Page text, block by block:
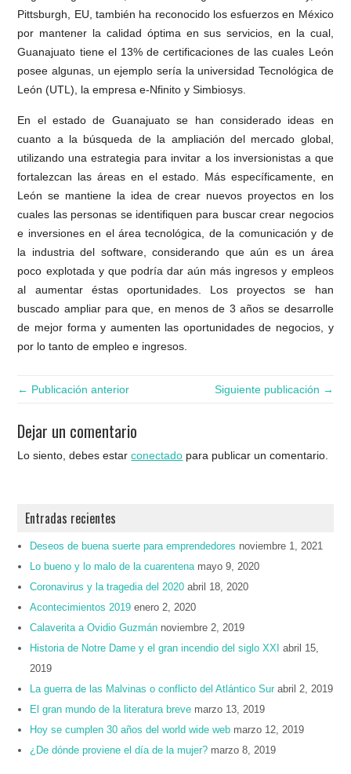
Pittsburgh, EU, también ha reconocido los esfuerzos en México
por mantener la calidad óptima en sus servicios, en la cual,
Guanajuato tiene el 13% de certificaciones de las cuales León
posee algunas, un ejemplo sería la universidad Tecnológica de
León (UTL), la empresa e-Nfinito y Simbiosys.
En el estado de Guanajuato se han considerado ideas en
cuanto a la búsqueda de la ampliación del mercado global,
utilizando una estrategia para invitar a los inversionistas a que
fortalezcan las áreas en el estado. Más específicamente, en
León se mantiene la idea de crear nuevos proyectos en los
cuales las personas se identifiquen para buscar crear negocios
e inversiones en el área tecnológica, de la comunicación y de
la industria del software, considerando que aún es un área
poco explotada y que podría dar aún más ingresos y empleos
al aumentar éstas oportunidades. Los proyectos se han
buscado ampliar para que, en menos de 3 años se desarrolle
de mejor forma y aumenten las oportunidades de negocios, y
por lo tanto de empleo e ingresos.
← Publicación anterior Siguiente publicación →
Dejar un comentario
Lo siento, debes estarconectado para publicar un comentario.
Entradas recientes
Deseos de buena suerte para emprendedores noviembre 1, 2021
Lo bueno y lo malo de la cuarentena mayo 9, 2020
Coronavirus y la tragedia del 2020 abril 18, 2020
Acontecimientos 2019 enero 2, 2020
Calaverita a Ovidio Guzmán noviembre 2, 2019
Historia de Notre Dame y el gran incendio del siglo XXI
abril 15,
2019
La guerra de las Malvinas o conflicto del Atlántico Sur abril 2, 2019
El gran mundo de la literatura breve marzo 13, 2019
Hoy se cumplen 30 años del world wide web marzo 12, 2019
¿De dónde proviene el día de la mujer? marzo 8, 2019